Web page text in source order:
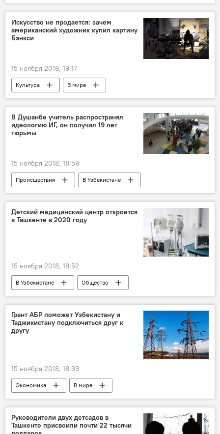
Оксана Чусовитина
гимнастика
Искусство не продается: зачем
американский художник купил картину
Бэнкси
15 ноября 2018, 19:17
Культура В мире
В Душанбе учитель распространял
идеологию ИГ, он получил 19 лет
тюрьмы
15 ноября 2018, 18:59
Происшествия
В Узбекистане
Душанбе
ИГИЛ
Детский медицинский центр откроется
в Ташкенте в 2020 году
15 ноября 2018, 18:52
В Узбекистане
Общество
Медицина
Узбекистан
Грант АБР поможет Узбекистану и
Таджикистану подключиться друг к
другу
15 ноября 2018, 18:39
Экономика В мире
Руководители двух детсадов в
Ташкенте присвоили почти 22 тысячи